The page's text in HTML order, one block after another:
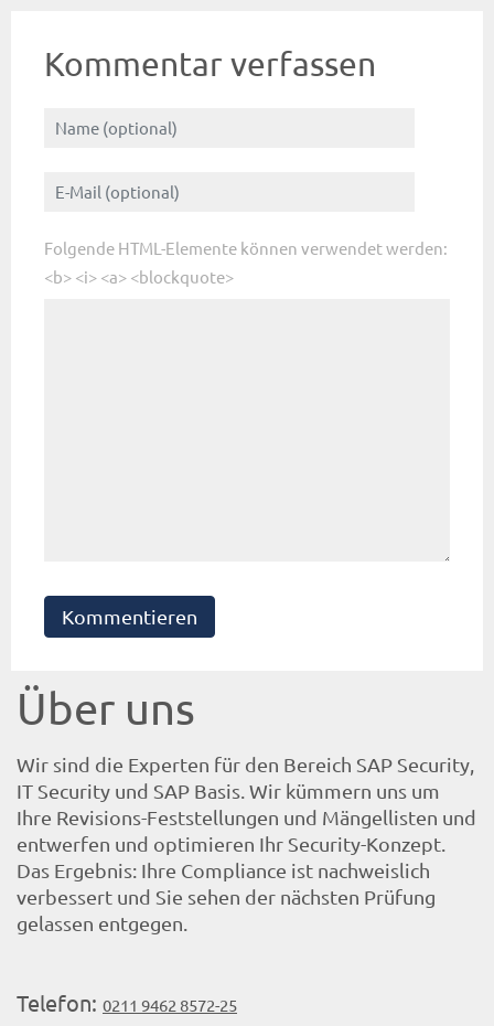
Kommentar verfassen
Folgende HTML-Elemente können verwendet werden:
<b> <i> <a> <blockquote>
Kommentieren
Über uns
Wir sind die Experten für den Bereich SAP Security,
IT Security und SAP Basis. Wir kümmern uns um
Ihre Revisions-Feststellungen und Mängellisten und
entwerfen und optimieren Ihr Security-Konzept.
Das Ergebnis: Ihre Compliance ist nachweislich
verbessert und Sie sehen der nächsten Prüfung
gelassen entgegen.
Telefon: 0211 9462 8572-25